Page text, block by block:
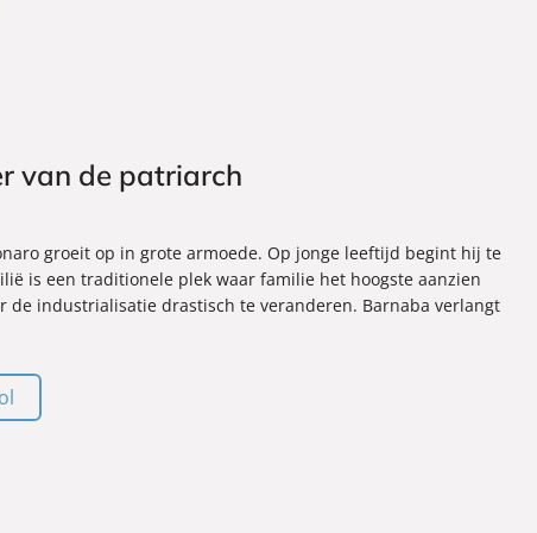
van de patriarch
groeit op in grote armoede. Op jonge leeftijd begint hij te
is een traditionele plek waar familie het hoogste aanzien
industrialisatie drastisch te veranderen. Barnaba verlangt